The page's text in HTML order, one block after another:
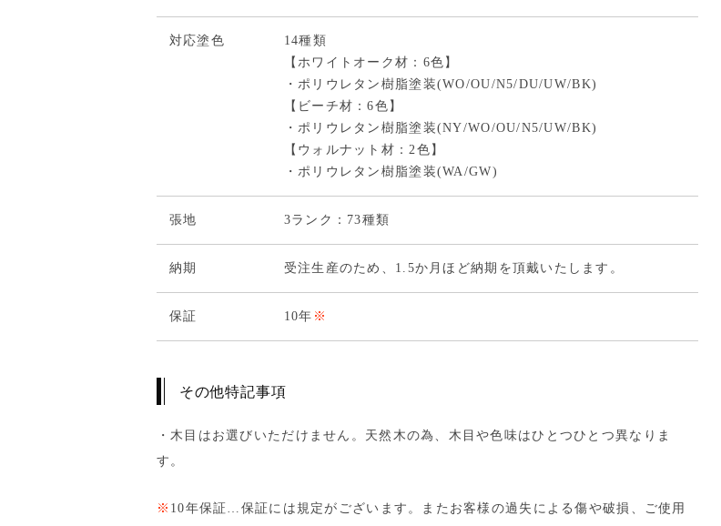
対応塗色
14種類
【ホワイトオーク材：6色】
・ポリウレタン樹脂塗装(WO/OU/N5/DU/UW/BK)
【ビーチ材：6色】
・ポリウレタン樹脂塗装(NY/WO/OU/N5/UW/BK)
【ウォルナット材：2色】
・ポリウレタン樹脂塗装(WA/GW)
張地 3ランク：73種類
納期 受注生産のため、1.5か月ほど納期を頂戴いたします。
保証 10年 ※
その他特記事項
・木目はお選びいただけません。天然木の為、木目や色味はひとつひとつ異なりま
す。
※ 10年保証…保証には規定がございます。またお客様の過失による傷や破損、ご使用